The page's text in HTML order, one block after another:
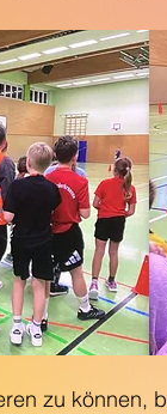
zu können,